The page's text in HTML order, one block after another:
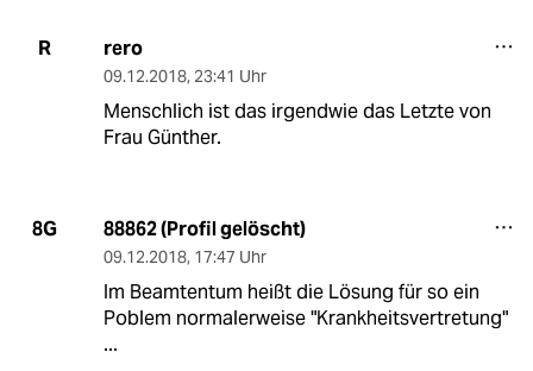
R rero
09.12.2018, 23:41 Uhr
Menschlich ist das irgendwie das Letzte von
Frau Günther.
8G 88862 (Profil gelöscht)
09.12.2018, 17:47 Uhr
Im Beamtentum heißt die Lösung für so ein
Poblem normalerweise "Krankheitsvertretung"
...